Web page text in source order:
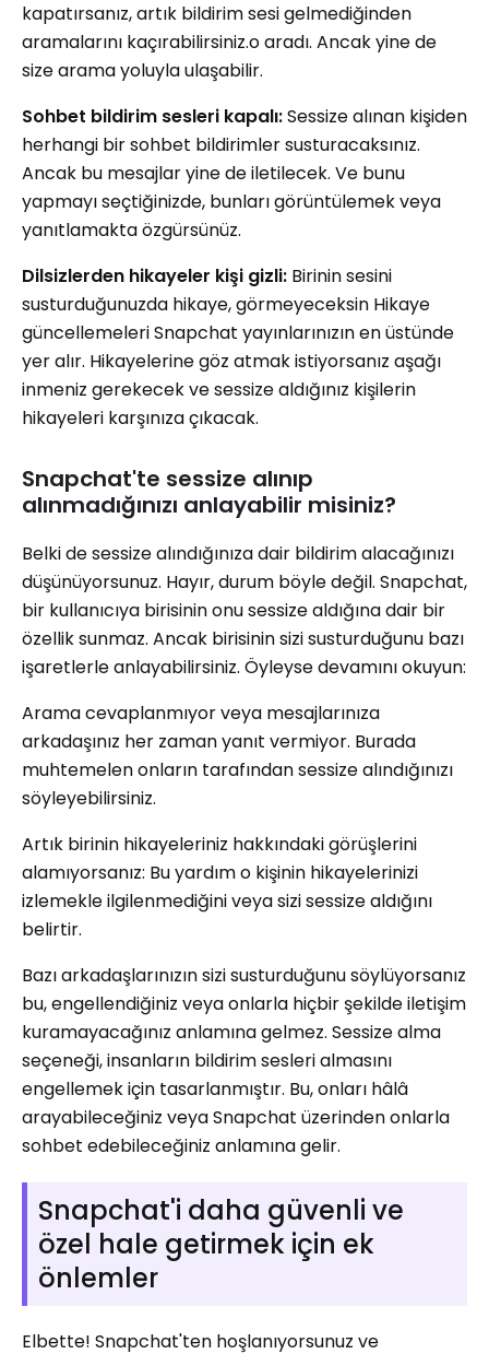
kapatırsanız, artık bildirim sesi gelmediğinden
aramalarını kaçırabilirsiniz.o aradı. Ancak yine de
size arama yoluyla ulaşabilir.
Sohbet bildirim sesleri kapalı:Sessize alınan kişiden
herhangi bir sohbet bildirimler susturacaksınız.
Ancak bu mesajlar yine de iletilecek. Ve bunu
yapmayı seçtiğinizde, bunları görüntülemek veya
yanıtlamakta özgürsünüz.
Dilsizlerden hikayeler kişi gizli: Birinin sesini
susturduğunuzda hikaye, görmeyeceksin Hikaye
güncellemeleri Snapchat yayınlarınızın en üstünde
yer alır. Hikayelerine göz atmak istiyorsanız aşağı
inmeniz gerekecek ve sessize aldığınız kişilerin
hikayeleri karşınıza çıkacak.
Snapchat'te sessize alınıp
alınmadığınızı anlayabilir misiniz?
Belki de sessize alındığınıza dair bildirim alacağınızı
düşünüyorsunuz. Hayır, durum böyle değil. Snapchat,
bir kullanıcıya birisinin onu sessize aldığına dair bir
özellik sunmaz. Ancak birisinin sizi susturduğunu bazı
işaretlerle anlayabilirsiniz. Öyleyse devamını okuyun:
Arama cevaplanmıyor veya mesajlarınıza
arkadaşınız her zaman yanıt vermiyor. Burada
muhtemelen onların tarafından sessize alındığınızı
söyleyebilirsiniz.
Artık birinin hikayeleriniz hakkındaki görüşlerini
alamıyorsanız: Bu yardım o kişinin hikayelerinizi
izlemekle ilgilenmediğini veya sizi sessize aldığını
belirtir.
Bazı arkadaşlarınızın sizi susturduğunu söylüyorsanız
bu, engellendiğiniz veya onlarla hiçbir şekilde iletişim
kuramayacağınız anlamına gelmez. Sessize alma
seçeneği, insanların bildirim sesleri almasını
engellemek için tasarlanmıştır. Bu, onları hâlâ
arayabileceğiniz veya Snapchat üzerinden onlarla
sohbet edebileceğiniz anlamına gelir.
Snapchat'i daha güvenli ve
özel hale getirmek için ek
önlemler
Elbette! Snapchat'ten hoşlanıyorsunuz ve